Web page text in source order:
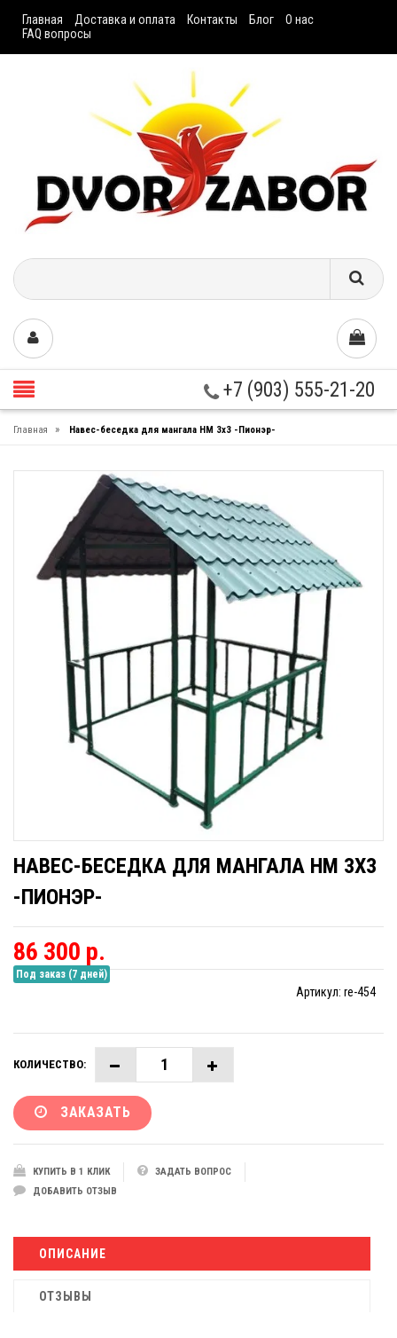
Главная Доставка и оплата Контакты Блог
О нас
FAQ вопросы
+7 (903) 555-21-20
Главная » Навес-беседка для мангала НМ 3х3 -Пионэр-
НАВЕС-БЕСЕДКА ДЛЯ МАНГАЛА НМ 3Х3
-ПИОНЭР-
86 300 р.
Под заказ (7 дней)
Артикул: re-454
КОЛИЧЕСТВО:
ЗАКАЗАТЬ
КУПИТЬ В 1 КЛИК
ЗАДАТЬ ВОПРОС
ДОБАВИТЬ ОТЗЫВ
ОПИСАНИЕ
ОТЗЫВЫ